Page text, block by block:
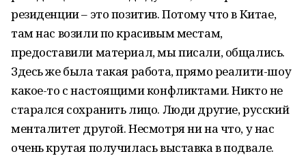
резиденции – это позитив. Потому что в Китае,
там нас возили по красивым местам,
предоставили материал, мы писали, общались.
Здесь же была такая работа, прямо реалити-шоу
какое-то с настоящими конфликтами. Никто не
старался сохранить лицо. Люди другие, русский
менталитет другой. Несмотря ни на что, у нас
очень крутая получилась выставка в подвале.